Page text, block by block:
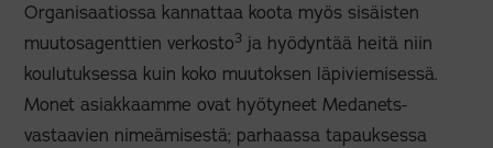
Organisaatiossa kannattaa koota myös sisäisten
muutosagenttien verkosto3 ja hyödyntää heitä niin
koulutuksessa kuin koko muutoksen läpiviemisessä.
Monet asiakkaamme ovat hyötyneet Medanets-
vastaavien nimeämisestä; parhaassa tapauksessa